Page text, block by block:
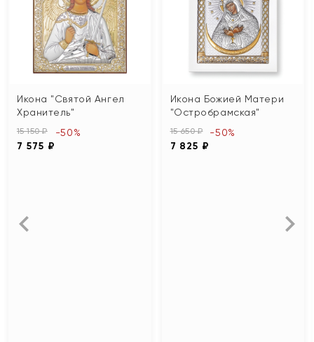
Икона "Святой Ангел
Хранитель"
15 150 ₽
7 575 ₽
-50%
Икона Божией Матери
"Остробрамская"
15 650 ₽
7 825 ₽
-50%